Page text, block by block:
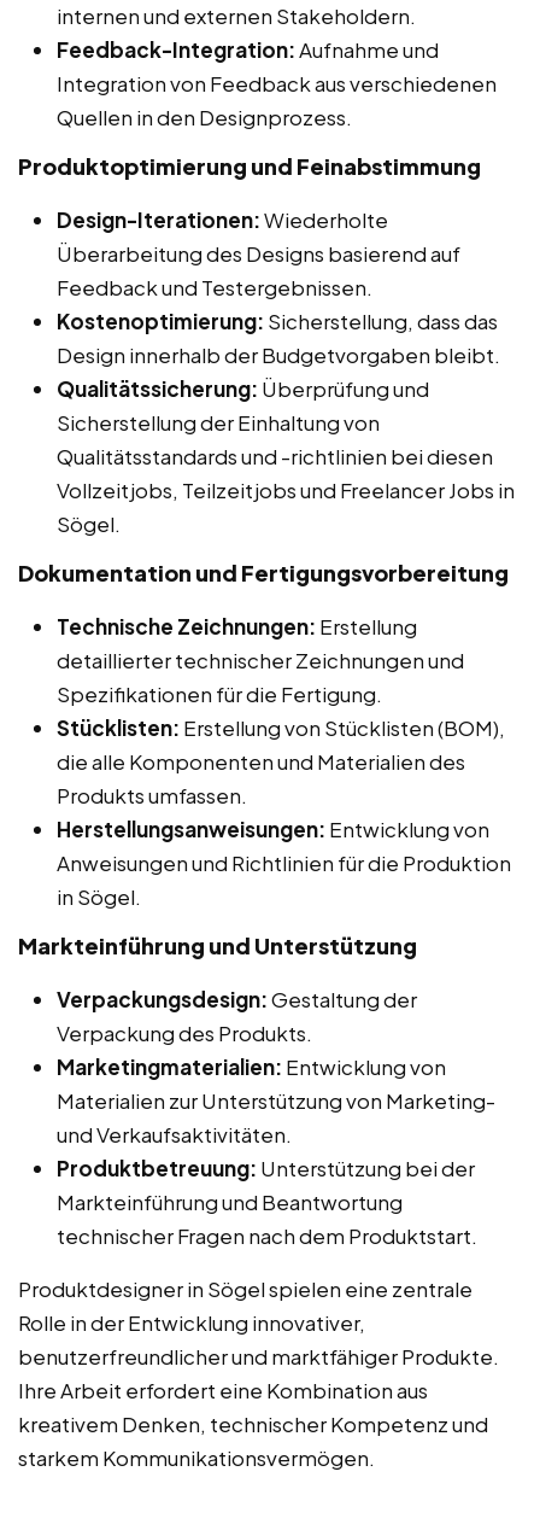
internen und externen Stakeholdern.
Feedback-Integration:Aufnahme und
Integration von Feedback aus verschiedenen
Quellen in den Designprozess.
Produktoptimierung und Feinabstimmung
Design-Iterationen:Wiederholte
Überarbeitung des Designs basierend auf
Feedback und Testergebnissen.
Kostenoptimierung: Sicherstellung, dass das
Design innerhalb der Budgetvorgaben bleibt.
Qualitätssicherung: Überprüfung und
Sicherstellung der Einhaltung von
Qualitätsstandards und -richtlinien bei diesen
Vollzeitjobs, Teilzeitjobs und Freelancer Jobs in
Sögel.
Dokumentation und Fertigungsvorbereitung
Technische Zeichnungen: Erstellung
detaillierter technischer Zeichnungen und
Spezifikationen für die Fertigung.
Stücklisten: Erstellung von Stücklisten (BOM),
die alle Komponenten und Materialien des
Produkts umfassen.
Herstellungsanweisungen: Entwicklung von
Anweisungen und Richtlinien für die Produktion
in Sögel.
Markteinführung und Unterstützung
Verpackungsdesign:Gestaltung der
Verpackung des Produkts.
Marketingmaterialien: Entwicklung von
Materialien zur Unterstützung von Marketing-
und Verkaufsaktivitäten.
Produktbetreuung: Unterstützung bei der
Markteinführung und Beantwortung
technischer Fragen nach dem Produktstart.
Produktdesigner in Sögel spielen eine zentrale
Rolle in der Entwicklung innovativer,
benutzerfreundlicher und marktfähiger Produkte.
Ihre Arbeit erfordert eine Kombination aus
kreativem Denken, technischer Kompetenz und
starkem Kommunikationsvermögen.